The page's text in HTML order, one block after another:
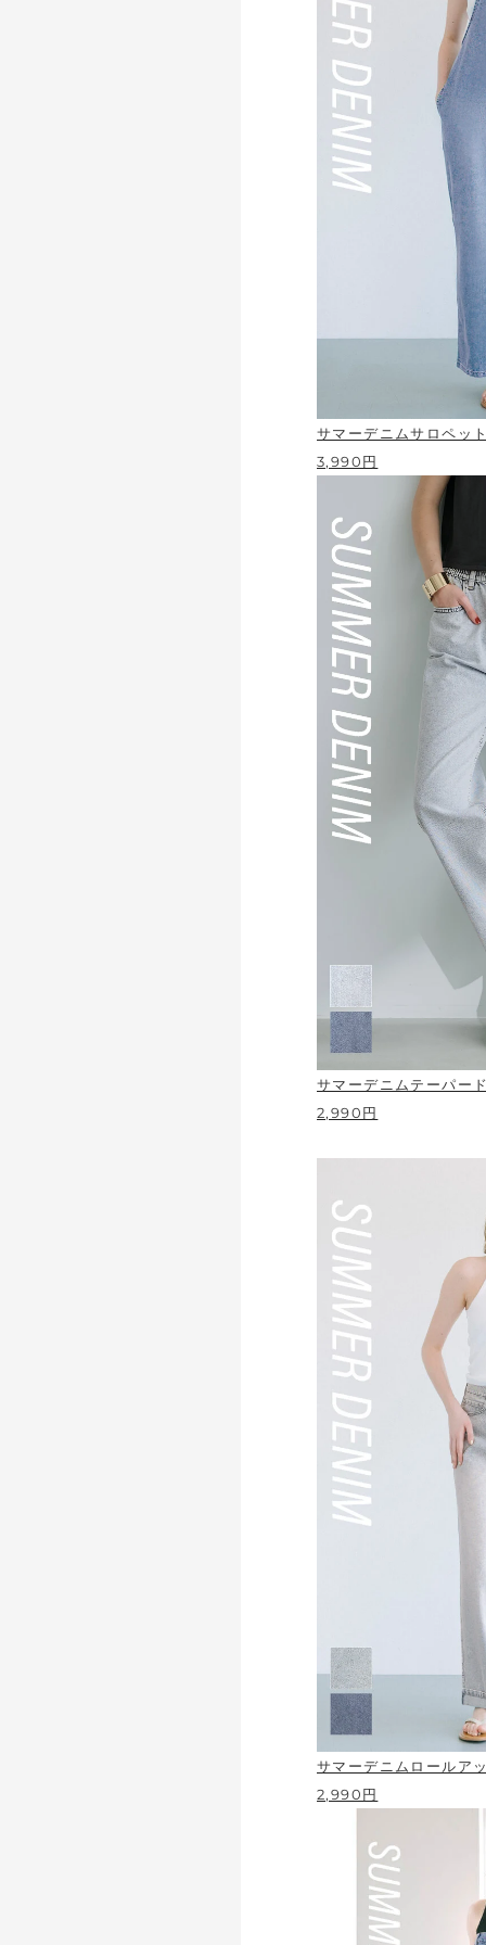
サマーデニムサロペッ
3,990円
サマーデニムテーパー
2,990円
サマーデニムロールア
2,990円